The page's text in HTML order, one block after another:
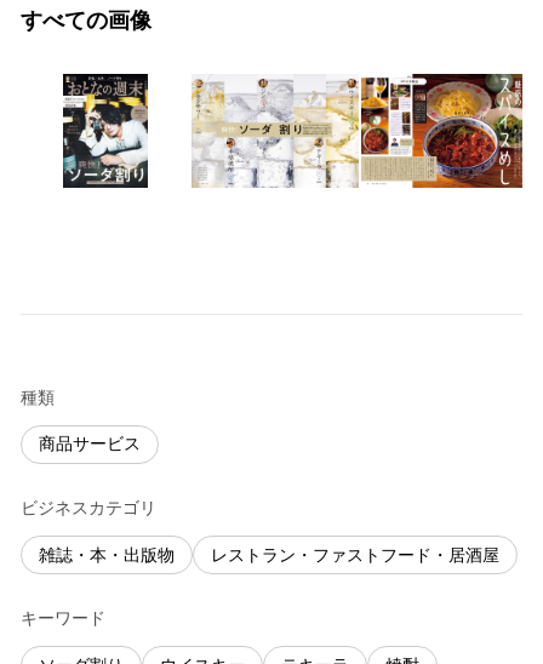
すべての画像
種類
商品サービス
ビジネスカテゴリ
雑誌・本・出版物 レストラン・ファストフード・居酒屋
キーワード